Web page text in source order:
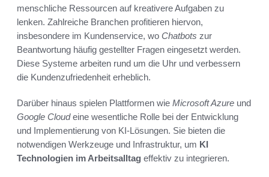
menschliche Ressourcen auf kreativere Aufgaben zu
lenken. Zahlreiche Branchen profitieren hiervon,
insbesondere im Kundenservice, wo Chatbots zur
Beantwortung häufig gestellter Fragen eingesetzt werden.
Diese Systeme arbeiten rund um die Uhr und verbessern
die Kundenzufriedenheit erheblich.
Darüber hinaus spielen Plattformen wie Microsoft Azure und
Google Cloudeine wesentliche Rolle bei der Entwicklung
und Implementierung von KI-Lösungen. Sie bieten die
notwendigen Werkzeuge und Infrastruktur, um KI
Technologien im Arbeitsalltag effektiv zu integrieren.